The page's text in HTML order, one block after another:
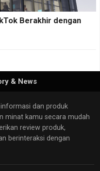
Berakhir dengan
& News
dan produk
minat kamu secara mudah
review produk,
berinteraksi dengan